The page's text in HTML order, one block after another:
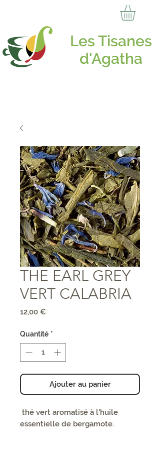
Les Tisanes
d'Agatha
THE EARL GREY
VERT CALABRIA
12,00 €
Quantité *
Ajouter au panier
thé vert aromatisé à l'huile
essentielle de bergamote.